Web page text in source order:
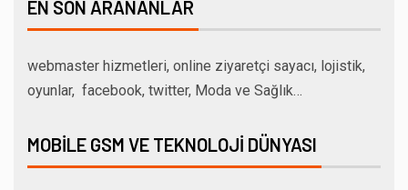
EN SON ARANANLAR
webmaster hizmetleri, online ziyaretçi sayacı, lojistik,
oyunlar, facebook, twitter, Moda ve Sağlık…
MOBILE GSM VE TEKNOLOJI DÜNYASI